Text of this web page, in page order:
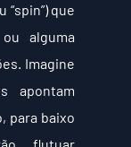
que
alguma
Imagine
apontam
para baixo